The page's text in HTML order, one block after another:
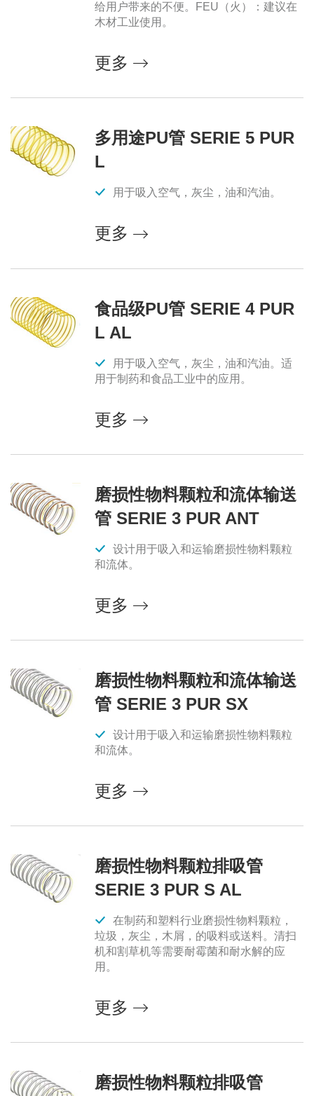
给用户带来的不便。FEU（火）：建议在
木材工业使用。
更多
多用途PU管 SERIE 5 PUR
L
用于吸入空气，灰尘，油和汽油。
更多
食品级PU管 SERIE 4 PUR
L AL
用于吸入空气，灰尘，油和汽油。适
用于制药和食品工业中的应用。
更多
磨损性物料颗粒和流体输送
管 SERIE 3 PUR ANT
设计用于吸入和运输磨损性物料颗粒
和流体。
更多
磨损性物料颗粒和流体输送
管 SERIE 3 PUR SX
设计用于吸入和运输磨损性物料颗粒
和流体。
更多
磨损性物料颗粒排吸管
SERIE 3 PUR S AL
在制药和塑料行业磨损性物料颗粒，
垃圾，灰尘，木屑，的吸料或送料。清扫
机和割草机等需要耐霉菌和耐水解的应
用。
更多
磨损性物料颗粒排吸管